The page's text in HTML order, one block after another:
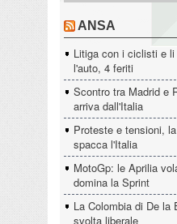
ANSA
Litiga con i ciclisti e
l'auto, 4 feriti
Scontro tra Madrid e
arriva dall'Italia
Proteste e tensioni,
spacca l'Italia
MotoGp: le Aprilia
domina la Sprint
La Colombia di De la
svolta liberale